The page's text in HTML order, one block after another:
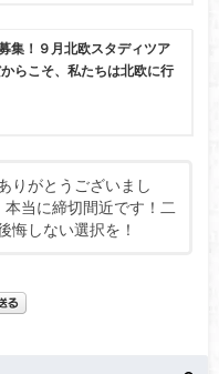
募集！９月北欧スタディツア
らこそ、私たちは北欧に行
りがとうございまし
当に締切間近です！二
悔しない選択を！